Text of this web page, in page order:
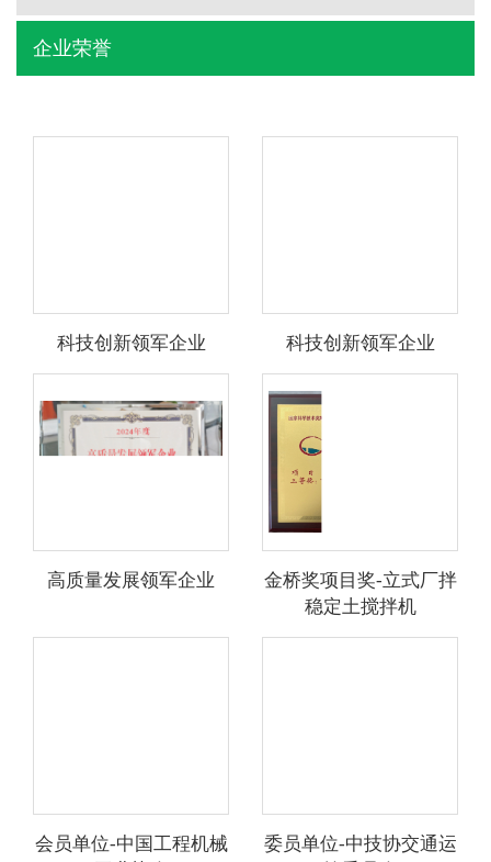
企业荣誉
科技创新领军企业 科技创新领军企业
高质量发展领军企业
金桥奖项目奖-立式厂拌
稳定土搅拌机
会员单位-中国工程机械
委员单位-中技协交通运